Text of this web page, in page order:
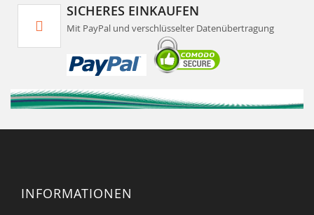
SICHERES EINKAUFEN
Mit PayPal und verschlüsselter Datenübertragung
INFORMATIONEN